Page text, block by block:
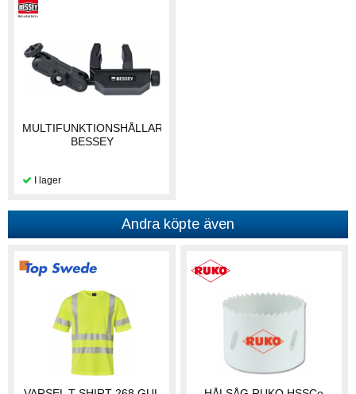
MULTIFUNKTIONSHÅLLARE
BESSEY
Andra köpte även